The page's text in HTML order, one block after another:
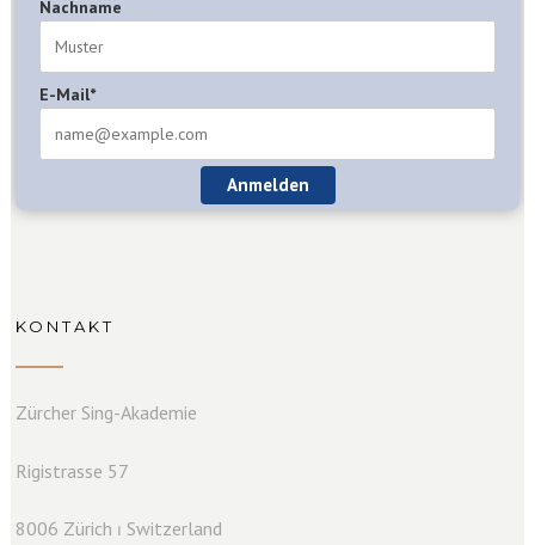
Nachname
E-Mail*
Anmelden
KONTAKT
Zürcher Sing-Akademie
Rigistrasse 57
8006 Zürich ⏐ Switzerland